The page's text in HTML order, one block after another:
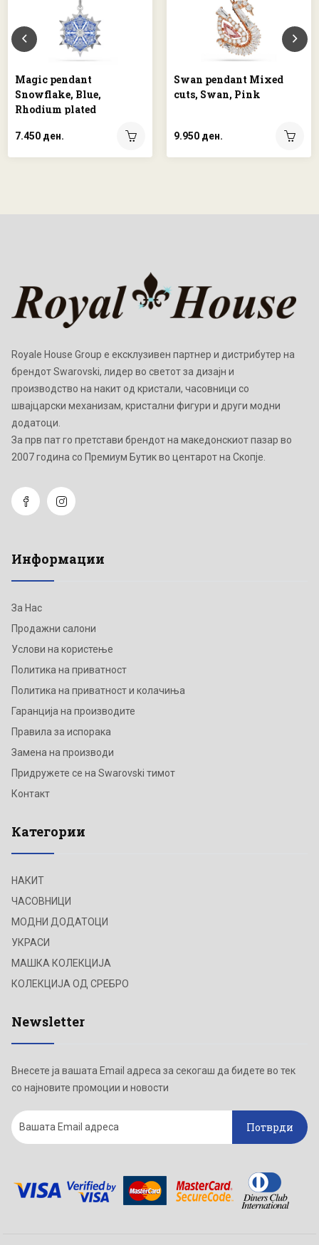
Magic pendant
Snowflake, Blue,
Rhodium plated
7.450 ден.
Swan pendant Mixed
cuts, Swan, Pink
9.950 ден.
Royale House Group е ексклузивен партнер и дистрибутер на
брендот Swarovski, лидер во светот за дизајн и
производство на накит од кристали, часовници со
швајцарски механизам, кристални фигури и други модни
додатоци.
Зa прв пат го претстави брендот на македонскиот пазар во
2007 година со Премиум Бутик во центарот на Скопје.
Информации
За Нас
Продажни салони
Услови на користење
Политика на приватност
Политика на приватност и колачиња
Гаранција на производите
Правила за испорака
Замена на производи
Придружете се на Swarovski тимот
Контакт
Категории
НАКИТ
ЧАСОВНИЦИ
МОДНИ ДОДАТОЦИ
УКРАСИ
МАШКА КОЛЕКЦИЈА
КОЛЕКЦИЈА ОД СРЕБРО
Newsletter
Внесете ја вашата Email адреса за секогаш да бидете во тек
со најновите промоции и новости
Потврди